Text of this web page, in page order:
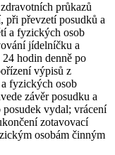
průkazů
při převzetí posudků a
a fyzických osob
jídelníčku a
hodin denně po
výpisů z
fyzických osob
závěr posudku a
vydal; vrácení
zotavovací
osobám činným